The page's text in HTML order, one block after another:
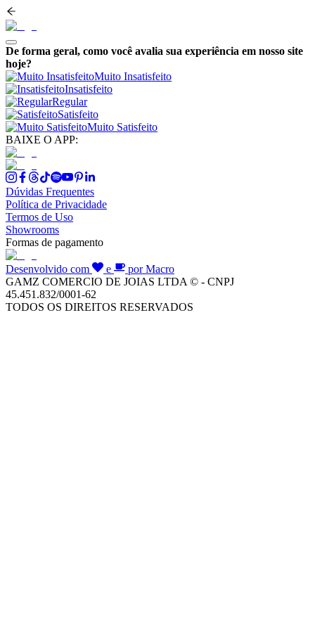
De forma geral, como você avalia sua experiência em nosso site
hoje?
Muito Insatisfeito
Insatisfeito
Regular
Satisfeito
Muito Satisfeito
BAIXE O APP:
Dúvidas Frequentes
Política de Privacidade
Termos de Uso
Showrooms
Formas de pagamento
Desenvolvido com e
por Macro
GAMZ COMERCIO DE JOIAS LTDA © - CNPJ
45.451.832/0001-62
TODOS OS DIREITOS RESERVADOS